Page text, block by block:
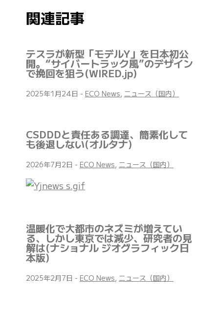
関連記事
テスラが新型「モデルY」を日本初公
開。“サイバートラック風”のデザイン
で挽回を狙う(WIRED.jp)
2025年1月24日 - ECO News, ニュース（国内）
CSDDDと責任ある調達、簡素化して
も後退しない(オルタナ)
2026年7月2日 - ECO News, ニュース（国内）
温暖化で大都市のネズミが増えてい
る、しかし東京では減少、研究者の見
解は(ナショナル ジオグラフィック日
本版)
2025年2月7日 - ECO News, ニュース（国内）